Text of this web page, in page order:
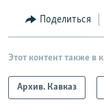
Поделиться
Этот контент также в
Архив. Кавказ